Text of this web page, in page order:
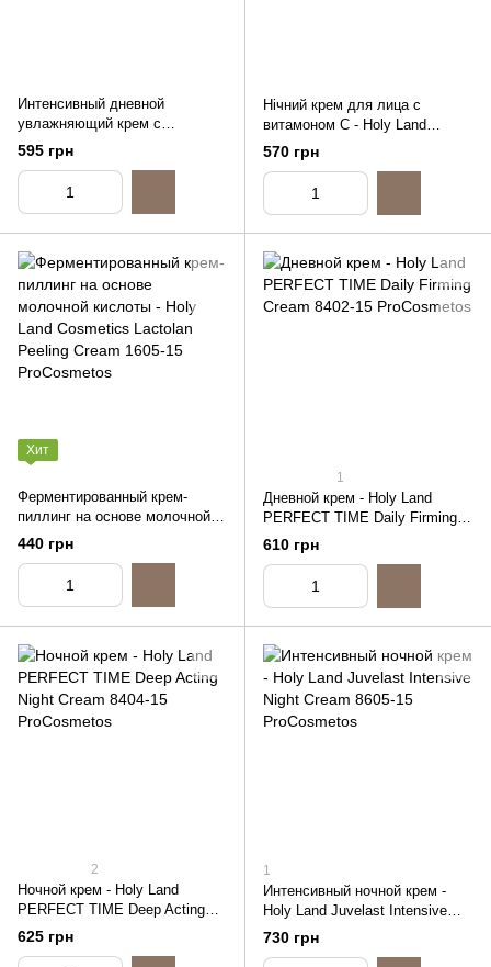
Интенсивный дневной
увлажняющий крем с
витамином C - Holy Land
Cosmetics C The Success
(распив)
595 грн
Нічний крем для лица с
витамоном С - Holy Land
Cosmetics C The Success Nigth
Cream, 15ml (распив)
570 грн
Хит
Ферментированный крем-
пиллинг на основе молочной
кислоты - Holy Land Cosmetics
Lactolan Peeling Cream, 15ml
440 грн
1
Дневной крем - Holy Land
PERFECT TIME Daily Firming
Cream, 15ml (распив)
610 грн
2
Ночной крем - Holy Land
PERFECT TIME Deep Acting
Night Cream, 15ml (распив)
625 грн
1
Интенсивный ночной крем -
Holy Land Juvelast Intensive
Night Cream, 15ml (распив)
730 грн